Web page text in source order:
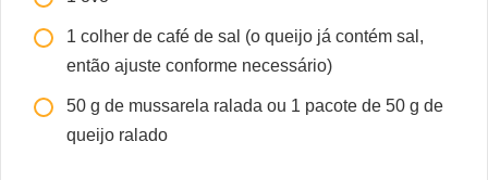
1 colher de café de sal (o queijo já contém sal,
então ajuste conforme necessário)
50 g de mussarela ralada ou 1 pacote de 50 g de
queijo ralado